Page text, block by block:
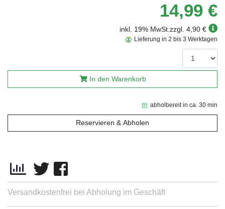
14,99 €
inkl. 19% MwSt.zzgl. 4,90 €
abholbereit in ca. 30 min
Reservieren & Abholen
Lieferung in 2 bis 3 Werktagen
In den Warenkorb
Versandkostenfrei bei Abholung im Geschäft